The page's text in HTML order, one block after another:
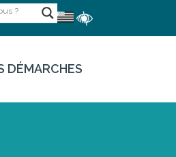
DÉMARCHES